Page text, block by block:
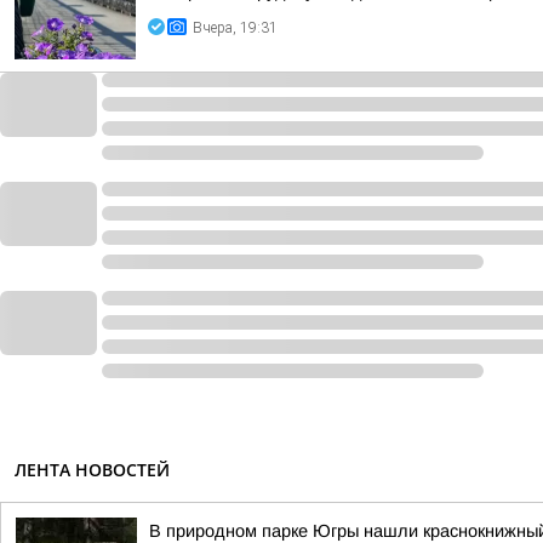
Вчера, 19:31
ЛЕНТА НОВОСТЕЙ
В природном парке Югры нашли